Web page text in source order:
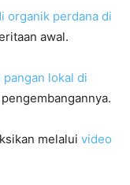
organik perdana di
awal.
pangan lokal di
melalui video